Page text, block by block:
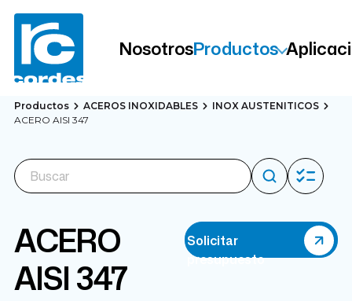
NosotrosProductos
Productos ACEROS INOXIDABLES
INOX AUSTENITICOS
ACERO AISI 347
ACERO
AISI 347
Solicitar
presupuesto